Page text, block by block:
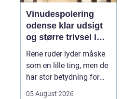
Vinudespolering
odense klar udsigt
og større trivsel i
hverdagen
Rene ruder lyder måske
som en lille ting, men de
har stor betydning for
05 August 2026